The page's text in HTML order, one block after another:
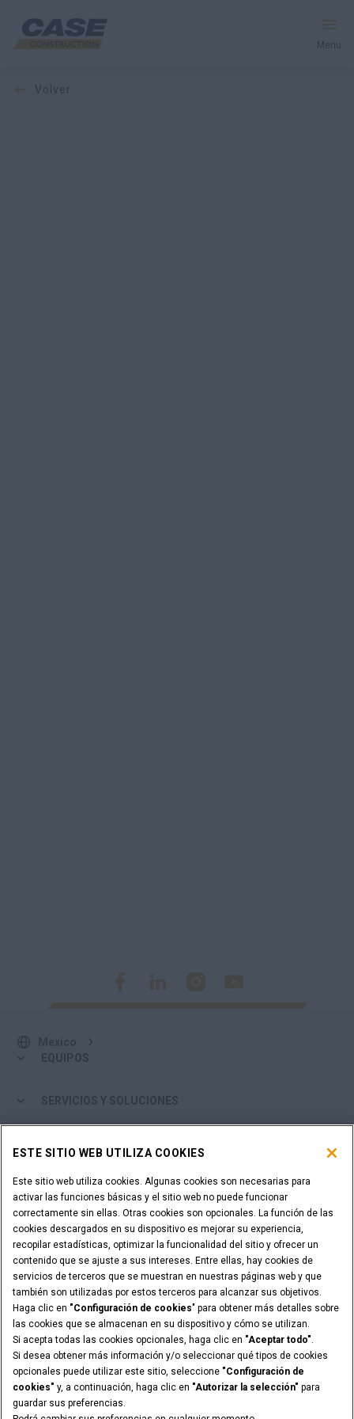
Menu
volver
EQUIPOS
SERVICIOS Y SOLUCIONES
MÁS DE CASE
HERRAMIENTAS DE COMPRA
¿ES USTED DISTRIBUIDOR?
ACCESO DISTRIBUIDORES
Advertencia Legal
Aviso de privacidad
Configuración de cookies
ESTE SITIO WEB UTILIZA COOKIES
Este sitio web utiliza cookies. Algunas cookies son necesarias para
activar las funciones básicas y el sitio web no puede funcionar
correctamente sin ellas. Otras cookies son opcionales. La función de las
cookies descargados en su dispositivo es mejorar su experiencia,
recopilar estadísticas, optimizar la funcionalidad del sitio y ofrecer un
contenido que se ajuste a sus intereses. Entre ellas, hay cookies de
servicios de terceros que se muestran en nuestras páginas web y que
también son utilizadas por estos terceros para alcanzar sus objetivos.
Haga clic en "Configuración de cookies" para obtener más detalles sobre
las cookies que se almacenan en su dispositivo y cómo se utilizan.
Si acepta todas las cookies opcionales, haga clic en "Aceptar todo".
Si desea obtener más información y/o seleccionar qué tipos de cookies
opcionales puede utilizar este sitio, seleccione "Configuración de
cookies" y, a continuación, haga clic en "Autorizar la selección" para
guardar sus preferencias.